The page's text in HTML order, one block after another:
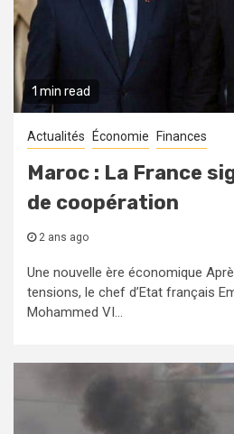
1 min read
Actualités Économie Finances
Maroc : La France
de coopération
2 ans ago
Une nouvelle ère économique
tensions, le chef d’Etat français
Mohammed VI...